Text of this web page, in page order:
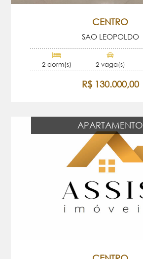
CENTRO
SAO LEOPOLDO
2 dorm(s) 2 vaga(s)
R$ 130.000,00
APARTAMENTO